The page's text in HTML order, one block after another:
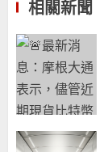
相關新聞